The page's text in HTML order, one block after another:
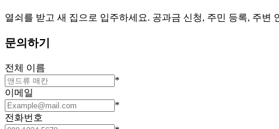
열쇠를 받고 새 집으로 입주하세요. 공과금 신청, 주민 등록, 주변
문의하기
전체 이름
*
이메일
*
전화번호